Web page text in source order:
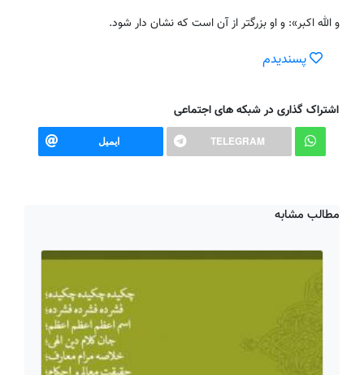
و الله اکبر»: و او بزرگتر از آن است که نشان دار شود.
پسندیدم
اشتراک گذاری در شبکه های اجتماعی
ایمیل TELEGRAM
مطالب مشابه